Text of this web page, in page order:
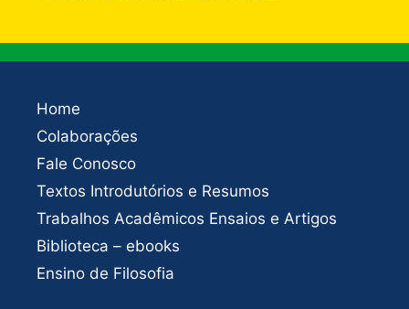
Home
Colaborações
Fale Conosco
Textos Introdutórios e Resumos
Trabalhos Acadêmicos Ensaios e Artigos
Biblioteca – ebooks
Ensino de Filosofia